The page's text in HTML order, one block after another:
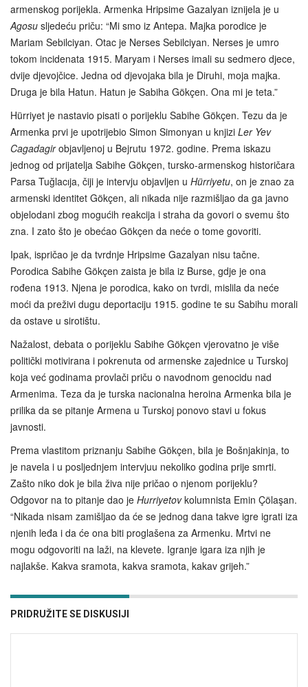
armenskog porijekla. Armenka Hripsime Gazalyan iznijela je u
Agosu sljedeću priču: “Mi smo iz Antepa. Majka porodice je
Mariam Sebilciyan. Otac je Nerses Sebilciyan. Nerses je umro
tokom incidenata 1915. Maryam i Nerses imali su sedmero djece,
dvije djevojčice. Jedna od djevojaka bila je Diruhi, moja majka.
Druga je bila Hatun. Hatun je Sabiha Gökçen. Ona mi je teta.”
Hürriyet je nastavio pisati o porijeklu Sabihe Gökçen. Tezu da je
Armenka prvi je upotrijebio Simon Simonyan u knjizi Ler Yev
Cagadagirobjavljenoj u Bejrutu 1972. godine. Prema iskazu
jednog od prijatelja Sabihe Gökçen, tursko-armenskog historičara
Parsa Tuğlacıja, čiji je intervju objavljen u Hürriyetu, on je znao za
armenski identitet Gökçen, ali nikada nije razmišljao da ga javno
objelodani zbog mogućih reakcija i straha da govori o svemu što
zna. I zato što je obećao Gökçen da neće o tome govoriti.
Ipak, ispričao je da tvrdnje Hripsime Gazalyan nisu tačne.
Porodica Sabihe Gökçen zaista je bila iz Burse, gdje je ona
rođena 1913. Njena je porodica, kako on tvrdi, mislila da neće
moći da preživi dugu deportaciju 1915. godine te su Sabihu morali
da ostave u sirotištu.
Nažalost, debata o porijeklu Sabihe Gökçen vjerovatno je više
politički motivirana i pokrenuta od armenske zajednice u Turskoj
koja već godinama provlači priču o navodnom genocidu nad
Armenima. Teza da je turska nacionalna heroina Armenka bila je
prilika da se pitanje Armena u Turskoj ponovo stavi u fokus
javnosti.
Prema vlastitom priznanju Sabihe Gökçen, bila je Bošnjakinja, to
je navela i u posljednjem intervjuu nekoliko godina prije smrti.
Zašto niko dok je bila živa nije pričao o njenom porijeklu?
Odgovor na to pitanje dao je Hurriyetovkolumnista Emin Çölaşan.
“Nikada nisam zamišljao da će se jednog dana takve igre igrati iza
njenih leđa i da će ona biti proglašena za Armenku. Mrtvi ne
mogu odgovoriti na laži, na klevete. Igranje igara iza njih je
najlakše. Kakva sramota, kakva sramota, kakav grijeh.”
PRIDRUŽITE SE DISKUSIJI